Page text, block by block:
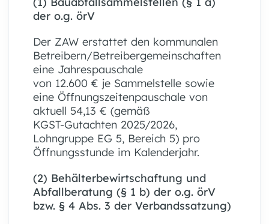
der o.g. örV
Der ZAW erstattet den kommunalen
Betreibern/Betreibergemeinschaften
eine Jahrespauschale
von 12.600 € je Sammelstelle sowie
eine Öffnungszeitenpauschale von
aktuell 54,13 € (gemäß
KGST-Gutachten 2025/2026,
Lohngruppe EG 5, Bereich 5) pro
Öffnungsstunde im Kalenderjahr.
(2) Behälterbewirtschaftung und
Abfallberatung (§ 1 b) der o.g. örV
bzw. § 4 Abs. 3 der Verbandssatzung)